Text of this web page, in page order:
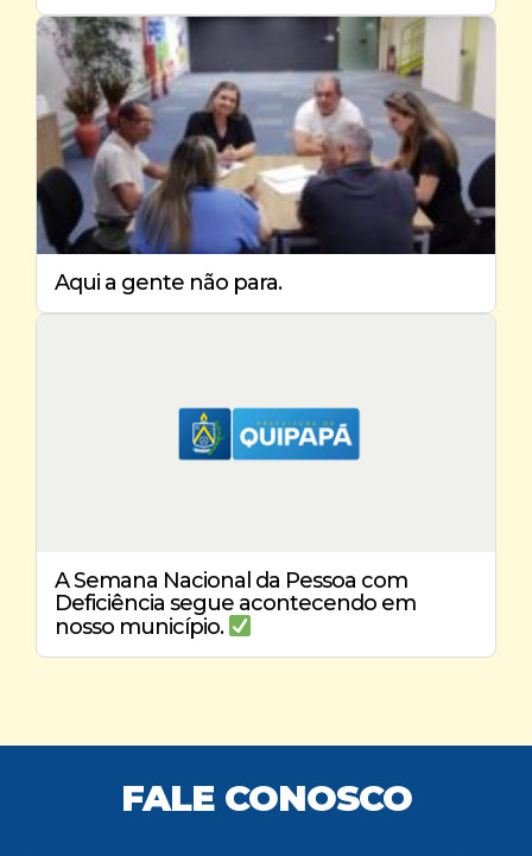
Aqui a gente não para.
A Semana Nacional da Pessoa com
Deficiência segue acontecendo em
nosso município.
FALE CONOSCO